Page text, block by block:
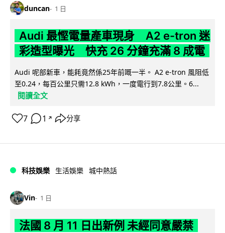
duncan 1 日
Audi 最慳電量產車現身 A2 e-tron 迷
彩造型曝光 快充 26 分鐘充滿 8 成電
Audi 呢部新車，能耗竟然係25年前嘅一半。 A2 e-tron 風阻低
至0.24，每百公里只需12.8 kWh，一度電行到7.8公里。6...
閱讀全文
7 1 ↗ 分享
科技娛樂 生活娛樂 城中熱話
Vin 1 日
法國 8 月 11 日出新例 未經同意嚴禁